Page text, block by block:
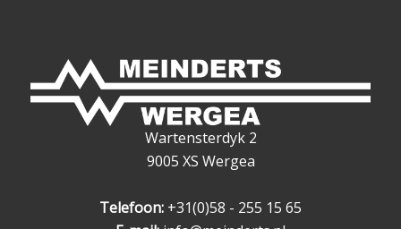
Wartensterdyk 2
9005 XS Wergea
Telefoon: +31(0)58 - 255 15 65